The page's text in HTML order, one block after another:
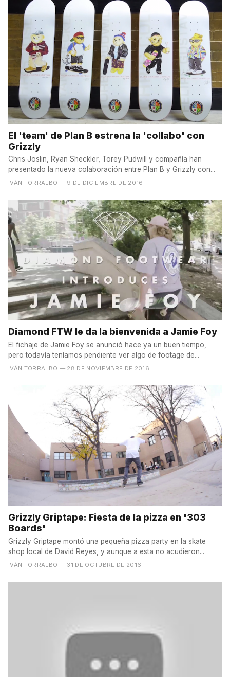
El 'team' de Plan B estrena la 'collabo' con
Grizzly
Chris Joslin, Ryan Sheckler, Torey Pudwill y compañía han
presentado la nueva colaboración entre Plan B y Grizzly con...
IVÁN TORRALBO — 9 DE DICIEMBRE DE 2016
Diamond FTW le da la bienvenida a Jamie Foy
El fichaje de Jamie Foy se anunció hace ya un buen tiempo,
pero todavía teníamos pendiente ver algo de footage de...
IVÁN TORRALBO — 28 DE NOVIEMBRE DE 2016
Grizzly Griptape: Fiesta de la pizza en '303
Boards'
Grizzly Griptape montó una pequeña pizza party en la skate
shop local de David Reyes, y aunque a esta no acudieron...
IVÁN TORRALBO — 31 DE OCTUBRE DE 2016